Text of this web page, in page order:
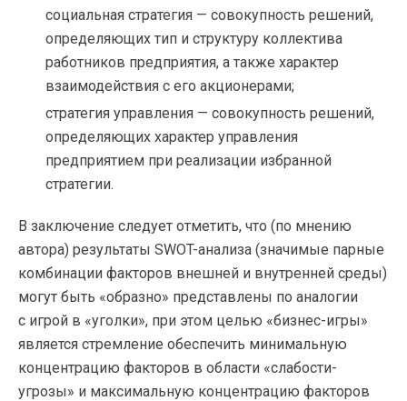
социальная стратегия — совокупность решений,
определяющих тип и структуру коллектива
работников предприятия, а также характер
взаимодействия с его акционерами;
стратегия управления — совокупность решений,
определяющих характер управления
предприятием при реализации избранной
стратегии.
В заключение следует отметить, что (по мнению
автора) результаты SWOT-анализа (значимые парные
комбинации факторов внешней и внутренней среды)
могут быть «образно» представлены по аналогии
с игрой в «уголки», при этом целью «бизнес-игры»
является стремление обеспечить минимальную
концентрацию факторов в области «слабости-
угрозы» и максимальную концентрацию факторов